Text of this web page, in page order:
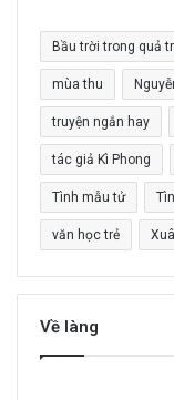
Bầu trời trong quả
mùa thu
truyện ngắn hay
tác giả Kì Phong
Tình mẫu tử
văn học trẻ
Về làng